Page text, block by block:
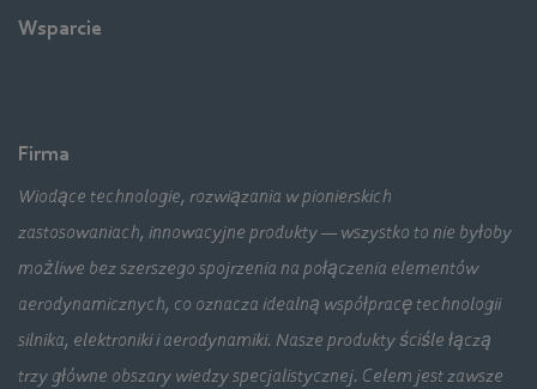
Wsparcie
Firma
Wiodące technologie, rozwiązania w pionierskich
zastosowaniach, innowacyjne produkty — wszystko to nie byłoby
możliwe bez szerszego spojrzenia na połączenia elementów
aerodynamicznych, co oznacza idealną współpracę technologii
silnika, elektroniki i aerodynamiki. Nasze produkty ściśle łączą
trzy główne obszary wiedzy specjalistycznej. Celem jest zawsze